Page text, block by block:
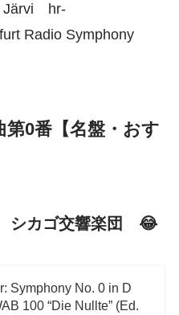
Järvi hr-
Radio Symphony
0番【名盤・おす
シカゴ交響楽団 😂
Symphony No. 0 in D
100 “Die Nullte” (Ed.